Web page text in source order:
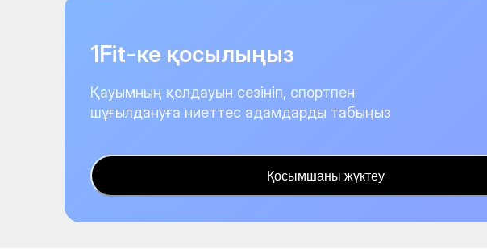
1Fit-ке қосылыңыз
Қауымның қолдауын сезініп, спортпен
шұғылдануға ниеттес адамдарды табыңыз
Қосымшаны жүктеу